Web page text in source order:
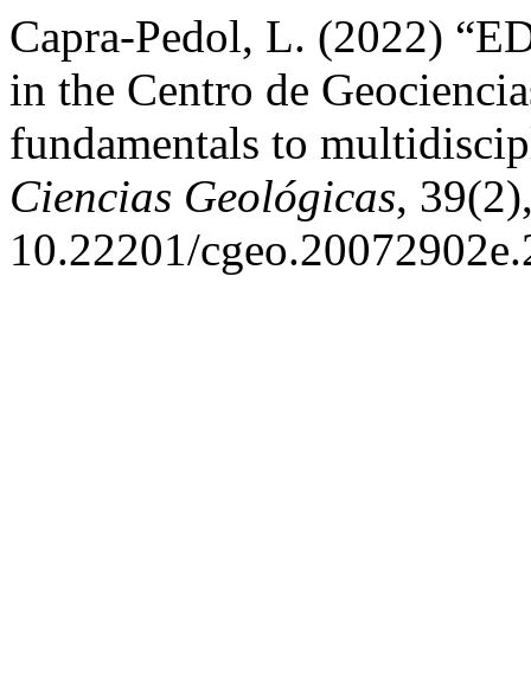
Capra-Pedol, L. (2022)
in the Centro de
fundamentals to
Ciencias Geológicas,
10.22201/